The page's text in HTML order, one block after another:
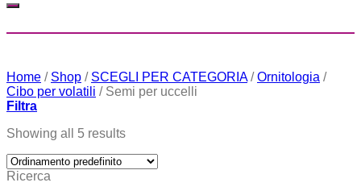
Home / Shop / SCEGLI PER CATEGORIA / Ornitologia /
Cibo per volatili /Semi per uccelli
Filtra
Showing all 5 results
Ricerca